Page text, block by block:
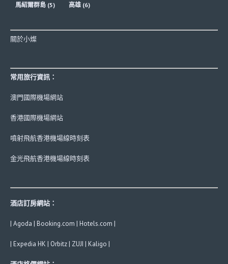
馬紹爾群島 (5) 高雄 (6)
關於小燦
常用旅行資訊：
澳門國際機場網站
香港國際機場網站
噴射飛航香港機場線時刻表
金光飛航香港機場線時刻表
酒店訂房網站：
| Agoda | Booking.com | Hotels.com |
| Expedia HK | Orbitz | ZUJI | Kaligo |